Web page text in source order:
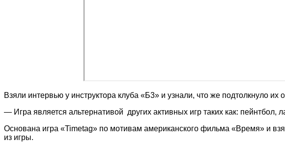
Взяли интервью у инструктора клуба «Б3» и узнали, что же подтолкнуло их
— Игра является альтернативой других активных игр таких как: пейнтбол,
Основана игра «Timetag» по мотивам американского фильма «Время» и
из игры.